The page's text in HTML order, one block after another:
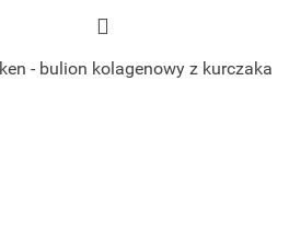
- bulion kolagenowy z kurczaka